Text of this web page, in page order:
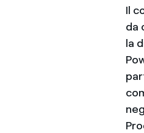
Il
da
la